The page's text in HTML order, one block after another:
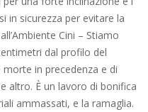
in sicurezza per evitare la
Cini – Stiamo
dal profilo del
in precedenza e di
altro. È un lavoro di bonifica
ammassati, e la ramaglia.